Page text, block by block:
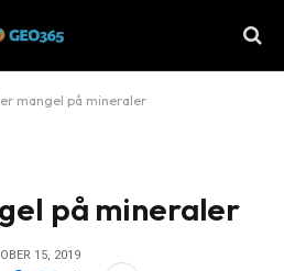
mangel på mineraler
på mineraler
15, 2019